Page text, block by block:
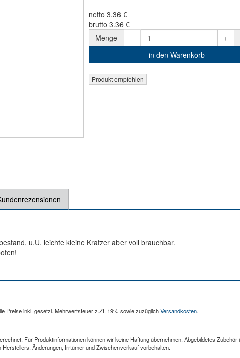
netto 3.36 €
brutto 3.36 €
Menge
in den Warenkorb
u.U. leichte kleine Kratzer aber voll brauchbar.
Preise inkl. gesetzl. Mehrwertsteuer z.Zt. 19% sowie zuzüglichVersandkosten.
Für Produktinformationen können wir keine Haftung übernehmen. Abgebildetes
Änderungen, Irrtümer und Zwischenverkauf vorbehalten.